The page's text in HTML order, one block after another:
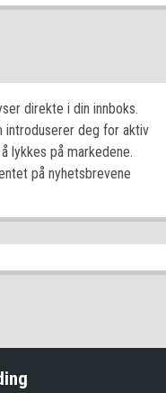
direkte i din innboks.
introduserer deg for aktiv
lykkes på markedene.
på nyhetsbrevene